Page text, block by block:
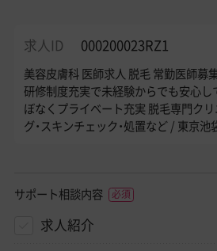
求人ID 000200023RZ1
美容皮膚科 医師求人 脱毛 常勤医師募
研修制度充実で未経験からでも安心し
ぼなくプライベート充実 脱毛専門ク
グ・スキンチェック・処置など / 東京池
サポート相談内容
求人紹介